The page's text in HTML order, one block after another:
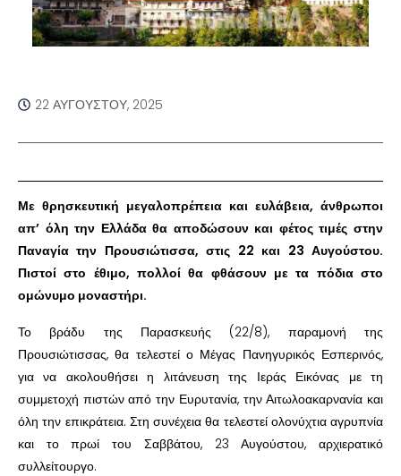
22 ΑΥΓΟΎΣΤΟΥ, 2025
Με θρησκευτική μεγαλοπρέπεια και ευλάβεια, άνθρωποι
απ’ όλη την Ελλάδα θα αποδώσουν και φέτος τιμές στην
Παναγία την Προυσιώτισσα, στις 22 και 23 Αυγούστου.
Πιστοί στο έθιμο, πολλοί θα φθάσουν με τα πόδια στο
ομώνυμο μοναστήρι.
Το βράδυ της Παρασκευής (22/8), παραμονή της
Προυσιώτισσας, θα τελεστεί ο Μέγας Πανηγυρικός Εσπερινός,
για να ακολουθήσει η λιτάνευση της Ιεράς Εικόνας με τη
συμμετοχή πιστών από την Ευρυτανία, την Αιτωλοακαρνανία και
όλη την επικράτεια. Στη συνέχεια θα τελεστεί ολονύχτια αγρυπνία
και το πρωί του Σαββάτου, 23 Αυγούστου, αρχιερατικό
συλλείτουργο.